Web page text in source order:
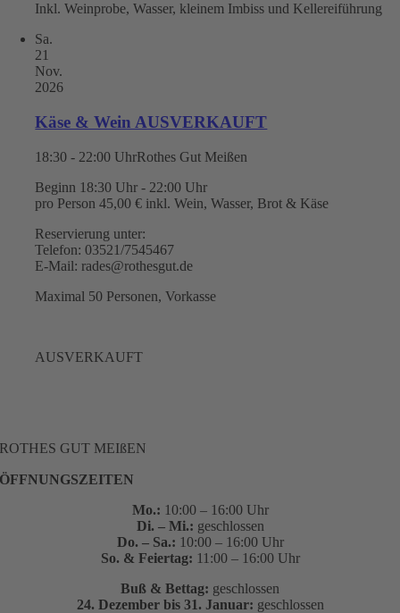
Inkl. Weinprobe, Wasser, kleinem Imbiss und Kellereiführung
Sa.
21
Nov.
2026
Käse & Wein AUSVERKAUFT
18:30 - 22:00 UhrRothes Gut Meißen
Beginn 18:30 Uhr - 22:00 Uhr
pro Person 45,00 € inkl. Wein, Wasser, Brot & Käse
Reservierung unter:
Telefon: 03521/7545467
E-Mail: rades@rothesgut.de
Maximal 50 Personen, Vorkasse
AUSVERKAUFT
ROTHES GUT MEIßEN
ÖFFNUNGSZEITEN
Mo.: 10:00 – 16:00 Uhr
Di. – Mi.: geschlossen
Do. – Sa.: 10:00 – 16:00 Uhr
So. & Feiertag: 11:00 – 16:00 Uhr
Buß & Bettag: geschlossen
24. Dezember bis 31. Januar: geschlossen